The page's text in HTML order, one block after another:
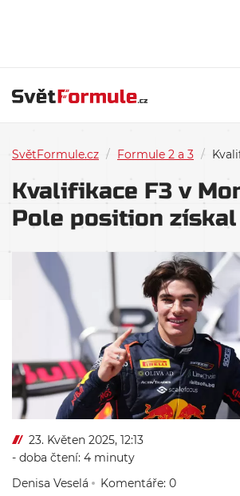
SvětFormule.cz / Formule 2 a 3 /
Kvalifikace F3 v
Pole position
23. Květen 2025, 12:13
- doba čtení: 4 minuty
Denisa Veselá
Komentáře: 0